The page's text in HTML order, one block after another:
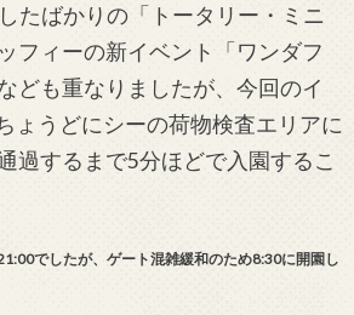
たばかりの「トータリー・ミニ
フィーの新イベント「ワンダフ
ども重なりましたが、今回のイ
ょうどにシーの荷物検査エリアに
過するまで5分ほどで入園するこ
でしたが、ゲート混雑緩和のため8:30に開園し